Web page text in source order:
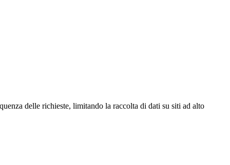
delle richieste, limitando la raccolta di dati su siti ad alto